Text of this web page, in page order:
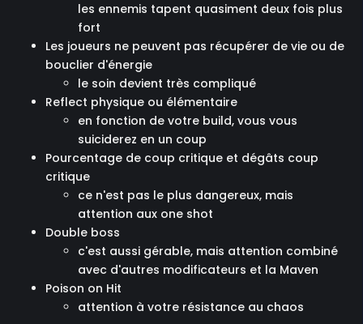
les ennemis tapent quasiment deux fois plus
fort
Les joueurs ne peuvent pas récupérer de vie ou de
bouclier d'énergie
le soin devient très compliqué
Reflect physique ou élémentaire
en fonction de votre build, vous vous
suiciderez en un coup
Pourcentage de coup critique et dégâts coup
critique
ce n'est pas le plus dangereux, mais
attention aux one shot
Double boss
c'est aussi gérable, mais attention combiné
avec d'autres modificateurs et la Maven
Poison on Hit
attention à votre résistance au chaos